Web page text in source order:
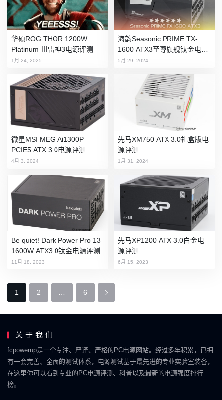
华硕ROG THOR 1200W
Platinum Ⅲ雷神3电源评测
1月 24, 2025
海韵Seasonic PRIME TX-
1600 ATX3至尊旗舰钛金电源
评测
5月 29, 2024
微星MSI MEG Ai1300P
PCIE5 ATX 3.0电源评测
4月 3, 2024
先马XM750 ATX 3.0礼盒版电
源评测
1月 31, 2024
Be quiet! Dark Power Pro 13
1600W ATX3.0钛金电源评测
11月 18, 2023
先马XP1200 ATX 3.0白金电
源评测
6月 15, 2023
t
s
N
a
1 2 6
关于我们
fcpowerup是一个专注、严谨、严格的PC电源网站。经过多年积累，已拥
有一套完善、全面的测试体系，电源测试基于最先进的专业实验室装备，
在这里你可以看到专业的PC电源评测、科普以及最新的电源强度排行
榜。